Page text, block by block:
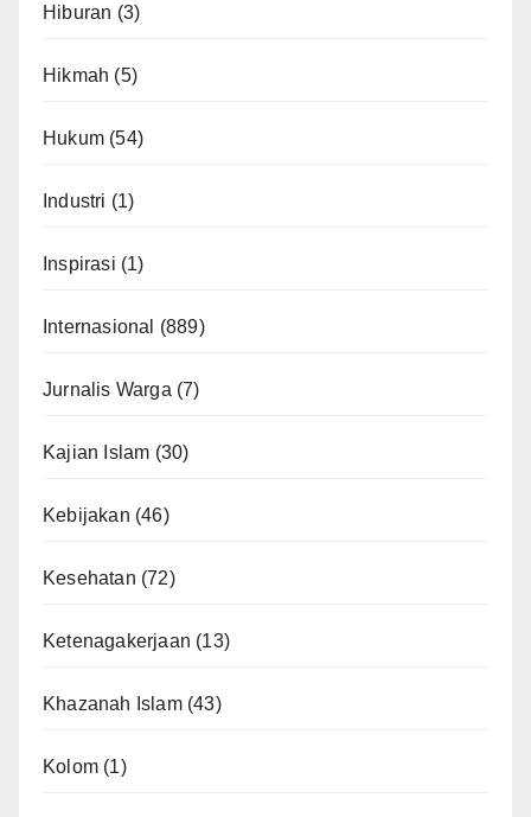
Hiburan (3)
Hikmah (5)
Hukum (54)
Industri (1)
Inspirasi (1)
Internasional (889)
Jurnalis Warga (7)
Kajian Islam (30)
Kebijakan (46)
Kesehatan (72)
Ketenagakerjaan (13)
Khazanah Islam(43)
Kolom (1)